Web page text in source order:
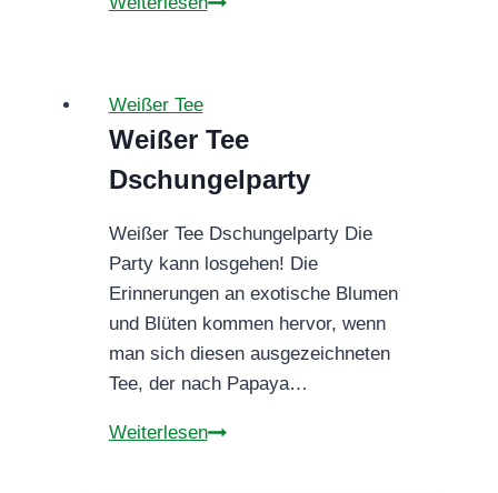
Weißer Tee
Weißer Tee
Dschungelparty
Weißer Tee Dschungelparty Die
Party kann losgehen! Die
Erinnerungen an exotische Blumen
und Blüten kommen hervor, wenn
man sich diesen ausgezeichneten
Tee, der nach Papaya…
WeiterlesenWeißer